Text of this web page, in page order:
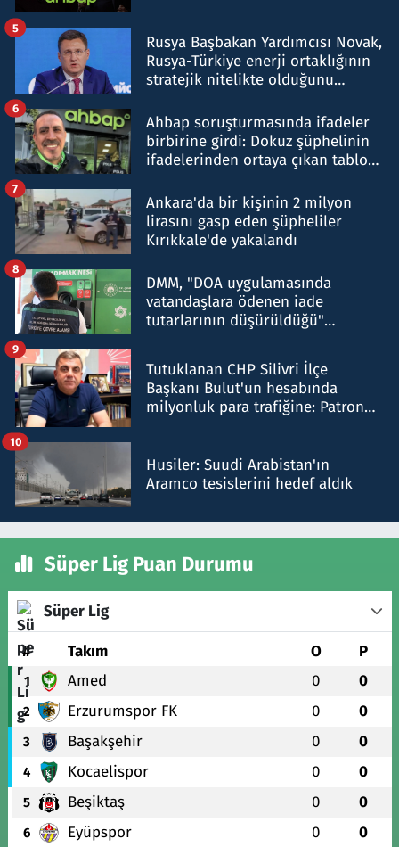
Rusya Başbakan Yardımcısı Novak,
Rusya-Türkiye enerji ortaklığının
stratejik nitelikte olduğunu
5
Ahbap soruşturmasında ifadeler
birbirine girdi: Dokuz şüphelinin
ifadelerinden ortaya çıkan tablo
6
Ankara'da bir kişinin 2 milyon
lirasını gasp eden şüpheliler
Kırıkkale'de yakalandı
7
DMM, "DOA uygulamasında
vatandaşlara ödenen iade
tutarlarının düşürüldüğü"
8
Tutuklanan CHP Silivri İlçe
Başkanı Bulut'un hesabında
milyonluk para trafiğine: Patron
9
Husiler: Suudi Arabistan'ın
Aramco tesislerini hedef aldık
10
Süper Lig Puan Durumu
Süper Lig
# Takım O P
1 Amed 0 0
2 Erzurumspor FK 0 0
3 Başakşehir 0 0
4 Kocaelispor 0 0
5 Beşiktaş 0 0
6 Eyüpspor 0 0